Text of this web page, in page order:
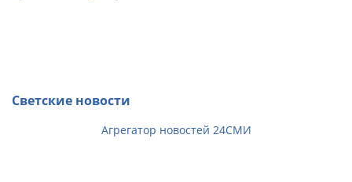
Светские новости
Агрегатор новостей 24СМИ